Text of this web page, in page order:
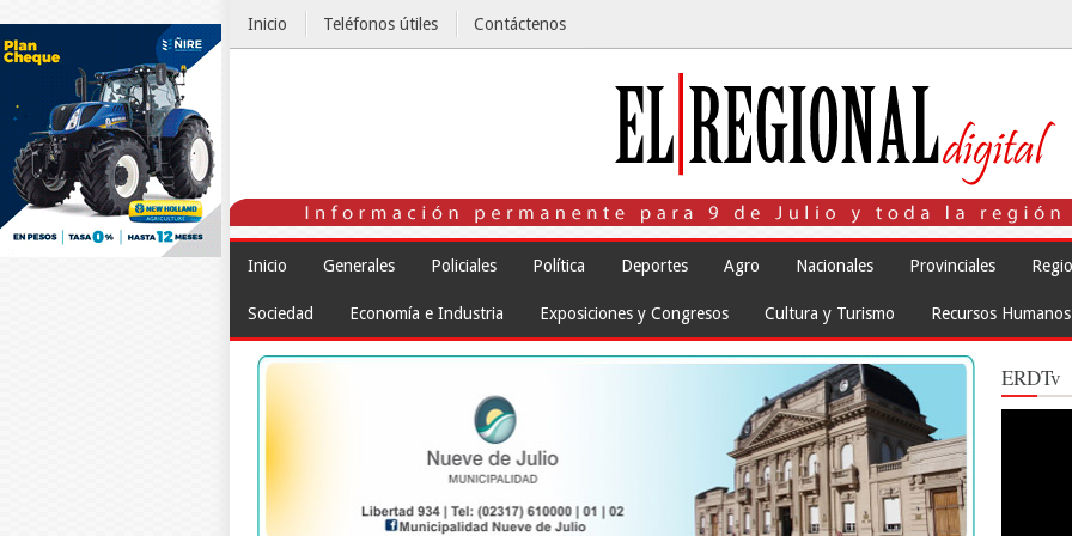
Inicio Teléfonos útiles Contáctenos
Inicio Generales Policiales Política Deportes Agro Nacionales Provinciales
Sociedad Economía e Industria Exposiciones y Congresos Cultura y Turismo Recursos Humanos
ERDTv